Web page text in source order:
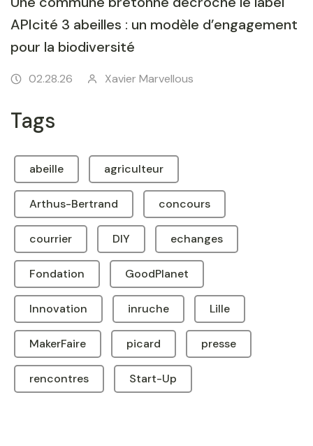
APIcité 3 abeilles : un modèle d’engagement
pour la biodiversité
02.28.26 Xavier Marvellous
Tags
abeille agriculteur
Arthus-Bertrand concours
courrier DIY echanges
Fondation GoodPlanet
Innovation inruche Lille
MakerFaire picard presse
rencontres Start-Up